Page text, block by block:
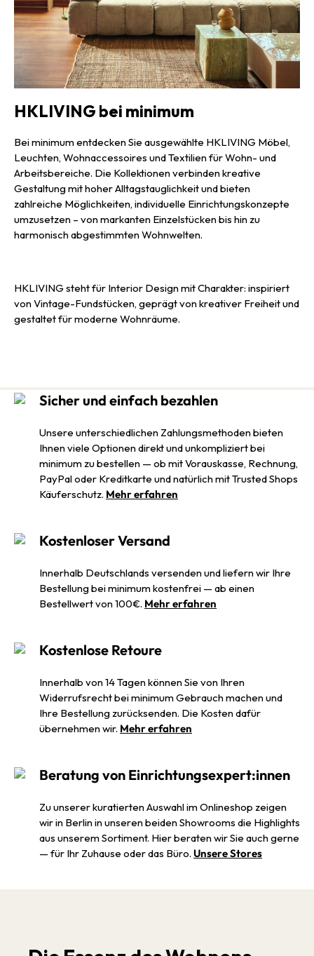
HKLIVING bei minimum
Bei minimum entdecken Sie ausgewählte HKLIVING Möbel,
Leuchten, Wohnaccessoires und Textilien für Wohn- und
Arbeitsbereiche. Die Kollektionen verbinden kreative
Gestaltung mit hoher Alltagstauglichkeit und bieten
zahlreiche Möglichkeiten, individuelle Einrichtungskonzepte
umzusetzen – von markanten Einzelstücken bis hin zu
harmonisch abgestimmten Wohnwelten.
HKLIVING steht für Interior Design mit Charakter: inspiriert
von Vintage-Fundstücken, geprägt von kreativer Freiheit und
gestaltet für moderne Wohnräume.
Sicher und einfach bezahlen
Unsere unterschiedlichen Zahlungsmethoden bieten
Ihnen viele Optionen direkt und unkompliziert bei
minimum zu bestellen — ob mit Vorauskasse, Rechnung,
PayPal oder Kreditkarte und natürlich mit Trusted Shops
Käuferschutz. Mehr erfahren
Kostenloser Versand
Innerhalb Deutschlands versenden und liefern wir Ihre
Bestellung bei minimum kostenfrei — ab einen
Bestellwert von 100€. Mehr erfahren
Kostenlose Retoure
Innerhalb von 14 Tagen können Sie von Ihren
Widerrufsrecht bei minimum Gebrauch machen und
Ihre Bestellung zurücksenden. Die Kosten dafür
übernehmen wir. Mehr erfahren
Beratung von Einrichtungsexpert:innen
Zu unserer kuratierten Auswahl im Onlineshop zeigen
wir in Berlin in unseren beiden Showrooms die Highlights
aus unserem Sortiment. Hier beraten wir Sie auch gerne
— für Ihr Zuhause oder das Büro. Unsere Stores